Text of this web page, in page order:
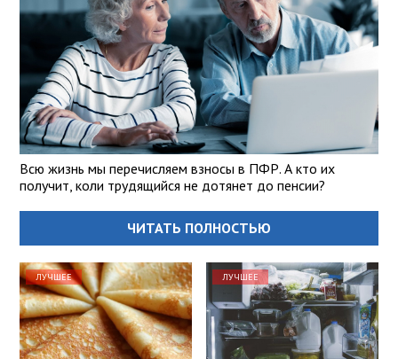
Всю жизнь мы перечисляем взносы в ПФР. А кто их
получит, коли трудящийся не дотянет до пенсии?
ЧИТАТЬ ПОЛНОСТЬЮ
ЛУЧШЕЕ ЛУЧШЕЕ